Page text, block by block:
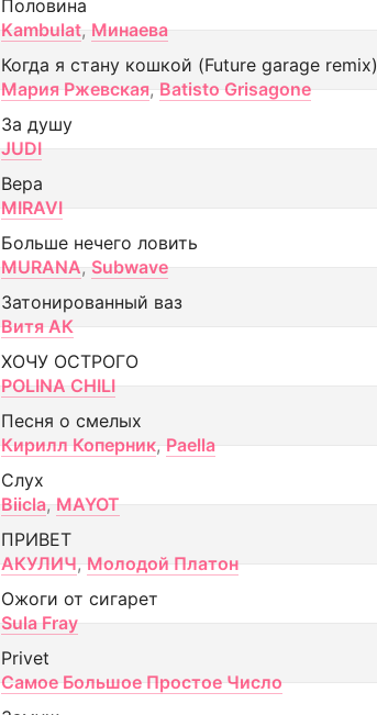
Половина
Kambulat, Минаева
Когда я стану кошкой (Future garage remix)
Мария Ржевская, Batisto Grisagone
За душу
JUDI
Вера
MIRAVI
Больше нечего ловить
MURANA, Subwave
Затонированный ваз
Витя АК
ХОЧУ ОСТРОГО
POLINA CHILI
Песня о смелых
Кирилл Коперник, Paella
Слух
Biicla, MAYOT
ПРИВЕТ
АКУЛИЧ, Молодой Платон
Ожоги от сигарет
Sula Fray
Privet
Самое Большое Простое Число